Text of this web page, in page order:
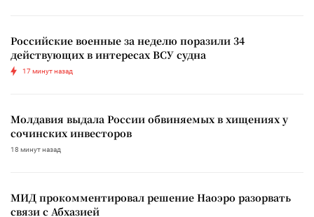
Российские военные за неделю поразили 34
действующих в интересах ВСУ судна
17 минут назад
Молдавия выдала России обвиняемых в хищениях у
сочинских инвесторов
18 минут назад
МИД прокомментировал решение Наоэро разорвать
связи с Абхазией